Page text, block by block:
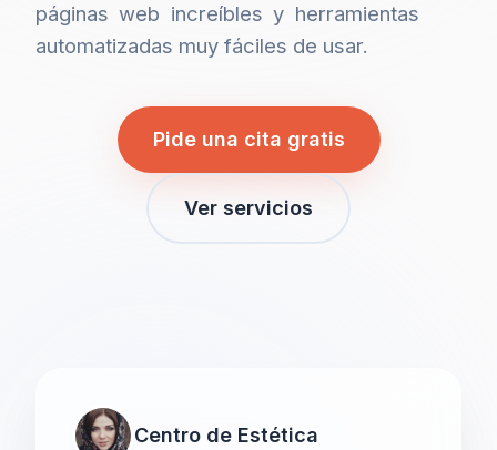
páginas web increíbles y herramientas
automatizadas muy fáciles de usar.
Pide una cita gratis
Ver servicios
Centro de Estética